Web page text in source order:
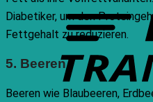
Diabetiker, um den
Fettgehalt zu reduzieren.
5. Beeren
Beeren wie Blaubeeren,